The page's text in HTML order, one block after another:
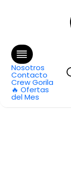
Nosotros
Contacto
Crew Gorila
🔥 Ofertas
del Mes
en